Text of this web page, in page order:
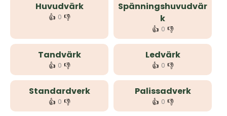
Huvudvärk
👍 0 👎
Spänningshuvudvär
k
👍 0 👎
Tandvärk
👍 0 👎
Ledvärk
👍 0 👎
Standardverk
👍 0 👎
Palissadverk
👍 0 👎